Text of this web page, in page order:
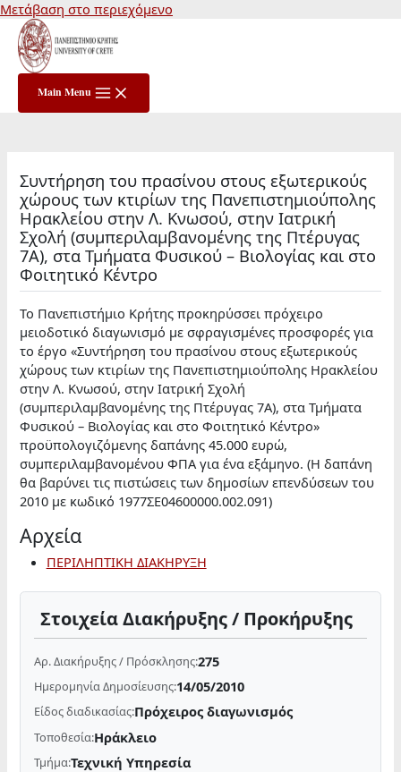
Μετάβαση στο περιεχόμενο
Main Menu
Συντήρηση του πρασίνου στους εξωτερικούς
χώρους των κτιρίων της Πανεπιστημιούπολης
Ηρακλείου στην Λ. Κνωσού, στην Ιατρική
Σχολή (συμπεριλαμβανομένης της Πτέρυγας
7Α), στα Τμήματα Φυσικού – Βιολογίας και στο
Φοιτητικό Κέντρο
Το Πανεπιστήμιο Κρήτης προκηρύσσει πρόχειρο
μειοδοτικό διαγωνισμό με σφραγισμένες προσφορές για
το έργο «Συντήρηση του πρασίνου στους εξωτερικούς
χώρους των κτιρίων της Πανεπιστημιούπολης Ηρακλείου
στην Λ. Κνωσού, στην Ιατρική Σχολή
(συμπεριλαμβανομένης της Πτέρυγας 7Α), στα Τμήματα
Φυσικού – Βιολογίας και στο Φοιτητικό Κέντρο»
προϋπολογιζόμενης δαπάνης 45.000 ευρώ,
συμπεριλαμβανομένου ΦΠΑ για ένα εξάμηνο. (Η δαπάνη
θα βαρύνει τις πιστώσεις των δημοσίων επενδύσεων του
2010 με κωδικό 1977ΣΕ04600000.002.091)
Αρχεία
ΠΕΡΙΛΗΠΤΙΚΗ ΔΙΑΚΗΡΥΞΗ
Στοιχεία Διακήρυξης / Προκήρυξης
Αρ. Διακήρυξης / Πρόσκλησης:275
Ημερομηνία Δημοσίευσης:14/05/2010
Είδος διαδικασίας:Πρόχειρος διαγωνισμός
Τοποθεσία:Ηράκλειο
Τμήμα:Τεχνική Υπηρεσία